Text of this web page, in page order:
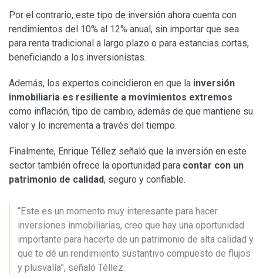
Por el contrario, este tipo de inversión ahora cuenta con
rendimientos del 10% al 12% anual, sin importar que sea
para renta tradicional a largo plazo o para estancias cortas,
beneficiando a los inversionistas.
Además, los expertos coincidieron en que la inversión
inmobiliaria es resiliente a movimientos extremos
como inflación, tipo de cambio, además de que mantiene su
valor y lo incrementa a través del tiempo.
Finalmente, Enrique Téllez señaló que la inversión en este
sector también ofrece la oportunidad para contar con un
patrimonio de calidad, seguro y confiable.
“Este es un momento muy interesante para hacer
inversiones inmobiliarias, creo que hay una oportunidad
importante para hacerte de un patrimonio de alta calidad y
que te dé un rendimiento sustantivo compuesto de flujos
y plusvalía”, señaló Téllez.